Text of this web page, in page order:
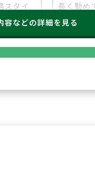
スタイ
フイベ
に対応
長く勤め
容などの詳細を見る